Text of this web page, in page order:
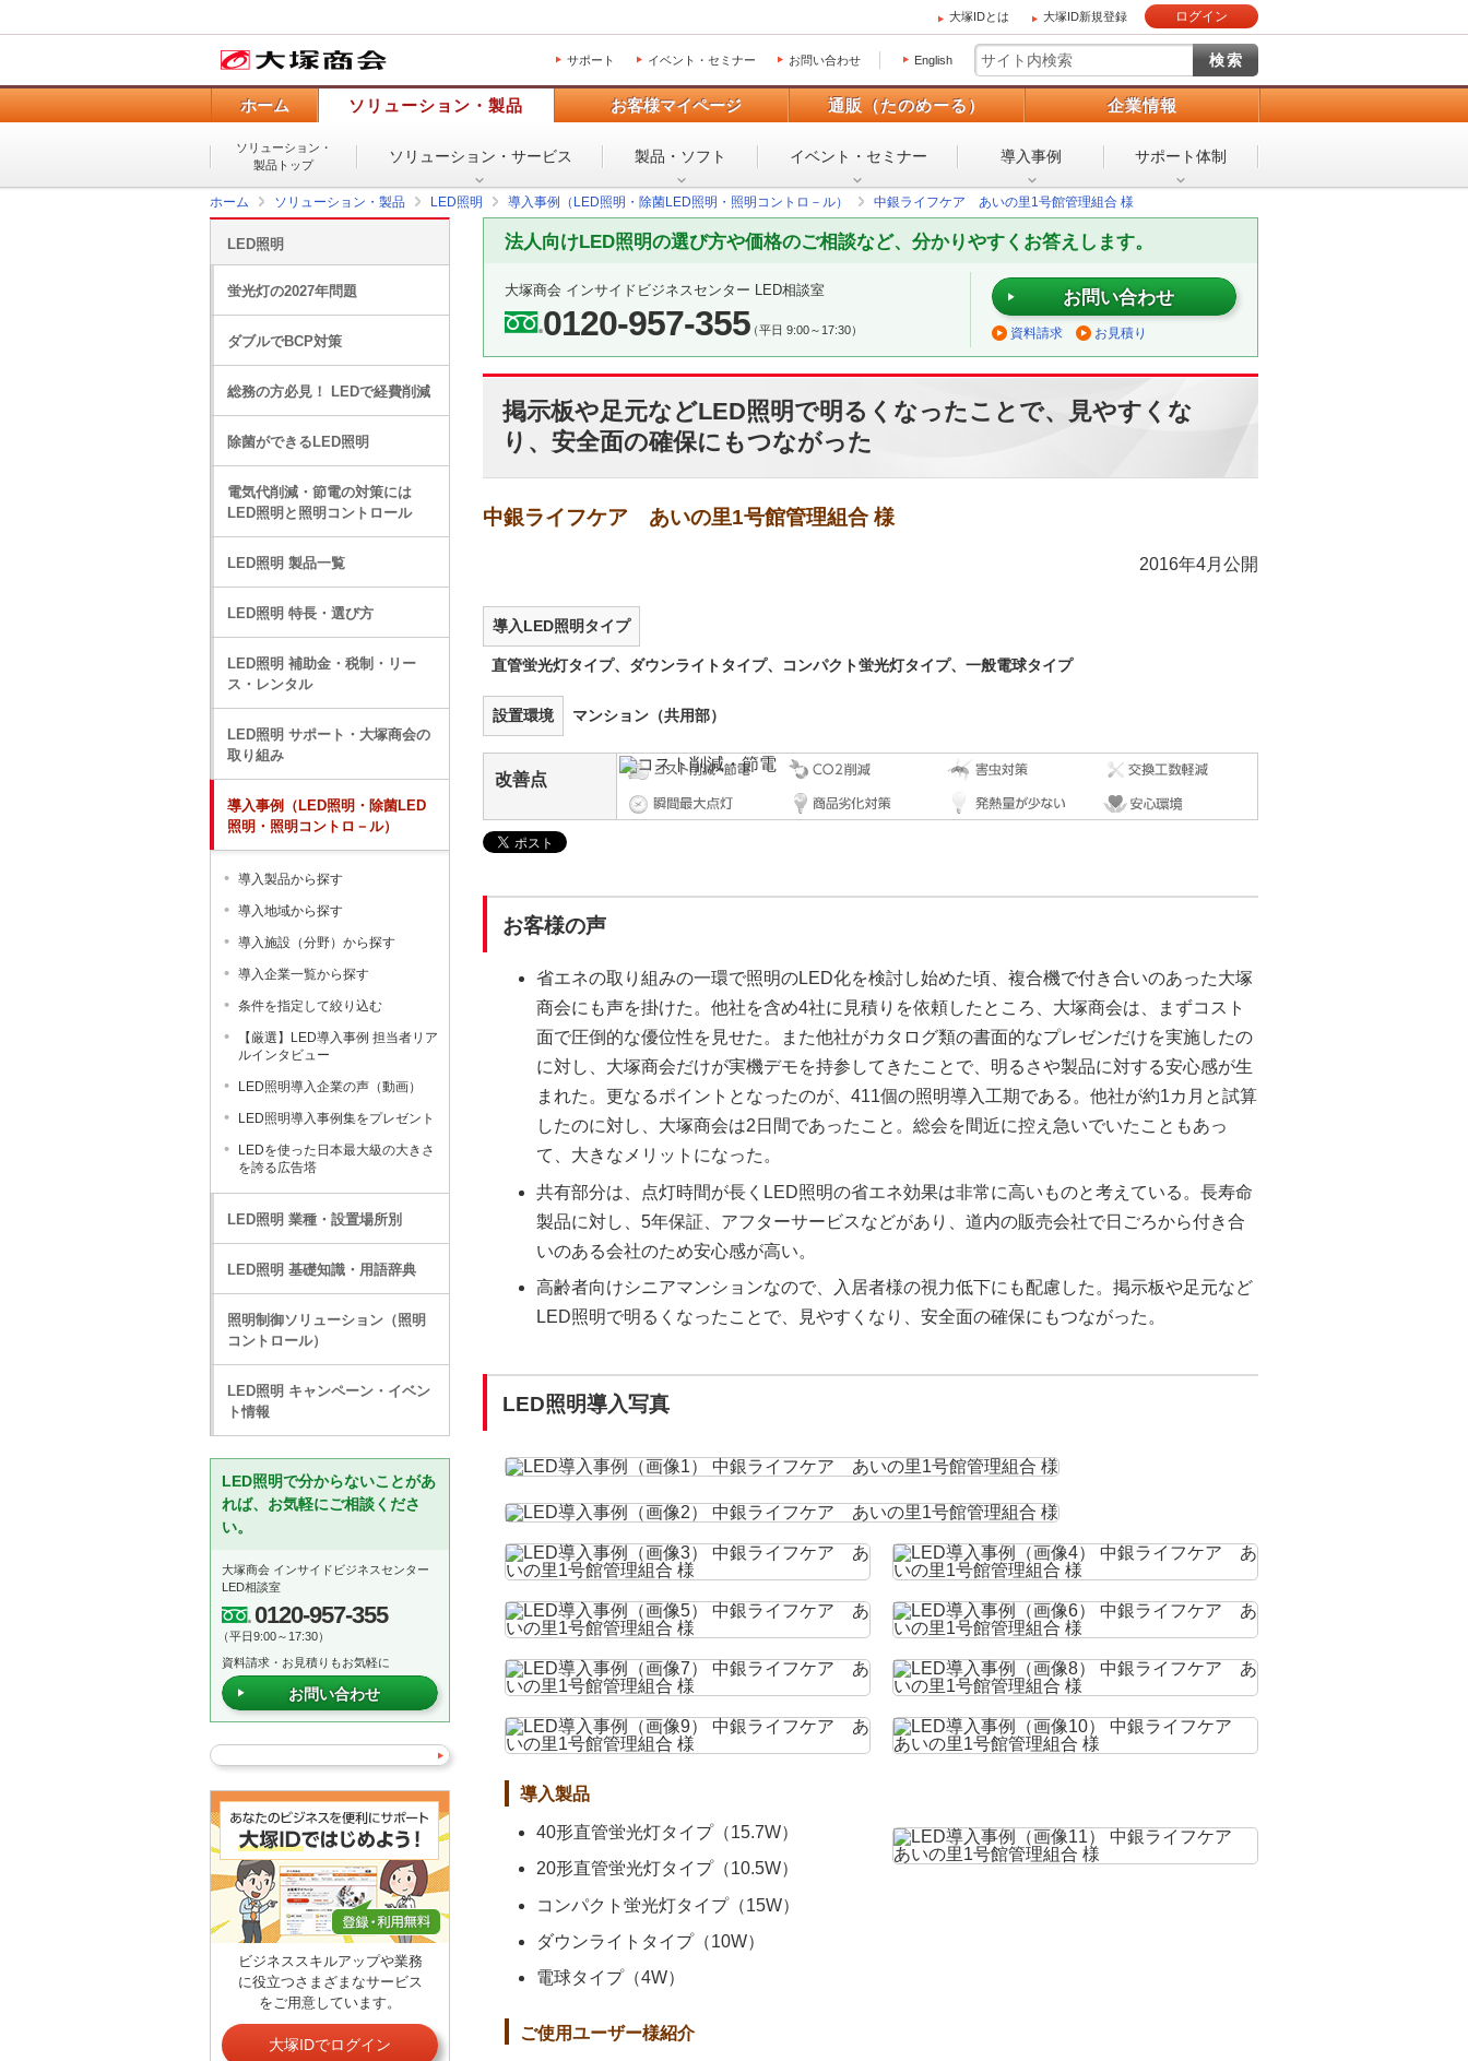
大塚IDとは 大塚ID新規登録 ログイン
サポート イベント・セミナー お問い合わせ English
ホーム ソリューション・製品 お客様マイページ 通販（たのめーる） 企業情報
ソリューション・
製品トップ
ソリューション・ サービス 製品・ソフト イベント・ セミナー 導入事例 サポート体制
ホーム ソリューション・製品 LED照明 導入事例（LED照明・除菌LED照明・照明コントロ－ル） 中銀ライフケア あいの里1号館管理組合 様
法人向けLED照明の選び方や価格のご相談など、分かりやすくお答えします。
大塚商会 インサイドビジネスセンター LED相談室
0120-957-355（平日 9:00～17:30）
お問い合わせ
資料請求 お見積り
掲示板や足元などLED照明で明るくなったことで、見やすくな
り、安全面の確保にもつながった
中銀ライフケア あいの里1号館管理組合 様
2016年4月公開
導入LED照明タイプ
直管蛍光灯タイプ、ダウンライトタイプ、コンパクト蛍光灯タイプ、一般電球タイプ
設置環境 マンション（共用部）
改善点
お客様の声
省エネの取り組みの一環で照明のLED化を検討し始めた頃、複合機で付き合いのあった大塚
商会にも声を掛けた。他社を含め4社に見積りを依頼したところ、大塚商会は、まずコスト
面で圧倒的な優位性を見せた。また他社がカタログ類の書面的なプレゼンだけを実施したの
に対し、大塚商会だけが実機デモを持参してきたことで、明るさや製品に対する安心感が生
まれた。更なるポイントとなったのが、411個の照明導入工期である。他社が約1カ月と試算
したのに対し、大塚商会は2日間であったこと。総会を間近に控え急いでいたこともあっ
て、大きなメリットになった。
共有部分は、点灯時間が長くLED照明の省エネ効果は非常に高いものと考えている。長寿命
製品に対し、5年保証、アフターサービスなどがあり、道内の販売会社で日ごろから付き合
いのある会社のため安心感が高い。
高齢者向けシニアマンションなので、入居者様の視力低下にも配慮した。掲示板や足元など
LED照明で明るくなったことで、見やすくなり、安全面の確保にもつながった。
LED照明導入写真
導入製品
40形直管蛍光灯タイプ（15.7W）
20形直管蛍光灯タイプ（10.5W）
コンパクト蛍光灯タイプ（15W）
ダウンライトタイプ（10W）
電球タイプ（4W）
ご使用ユーザー様紹介
LED照明
蛍光灯の2027年問題
ダブルでBCP対策
総務の方必見！ LEDで経費削減
除菌ができるLED照明
電気代削減・節電の対策には
LED照明と照明コントロール
LED照明 製品一覧
LED照明 特長・選び方
LED照明 補助金・税制・リー
ス・レンタル
LED照明 サポート・大塚商会の
取り組み
導入事例（LED照明・除菌LED
照明・照明コントロ－ル）
導入製品から探す
導入地域から探す
導入施設（分野）から探す
導入企業一覧から探す
条件を指定して絞り込む
【厳選】LED導入事例 担当者リア
ルインタビュー
LED照明導入企業の声（動画）
LED照明導入事例集をプレゼント
LEDを使った日本最大級の大きさ
を誇る広告塔
LED照明 業種・設置場所別
LED照明 基礎知識・用語辞典
照明制御ソリューション（照明
コントロール）
LED照明 キャンペーン・イベン
ト情報
LED照明で分からないことがあ
れば、お気軽にご相談くださ
い。
大塚商会 インサイドビジネスセンター
LED相談室
0120-957-355
（平日9:00～17:30）
資料請求・お見積りもお気軽に
お問い合わせ
ビジネススキルアップや業務
に役立つさまざまなサービス
をご用意しています。
大塚IDでログイン